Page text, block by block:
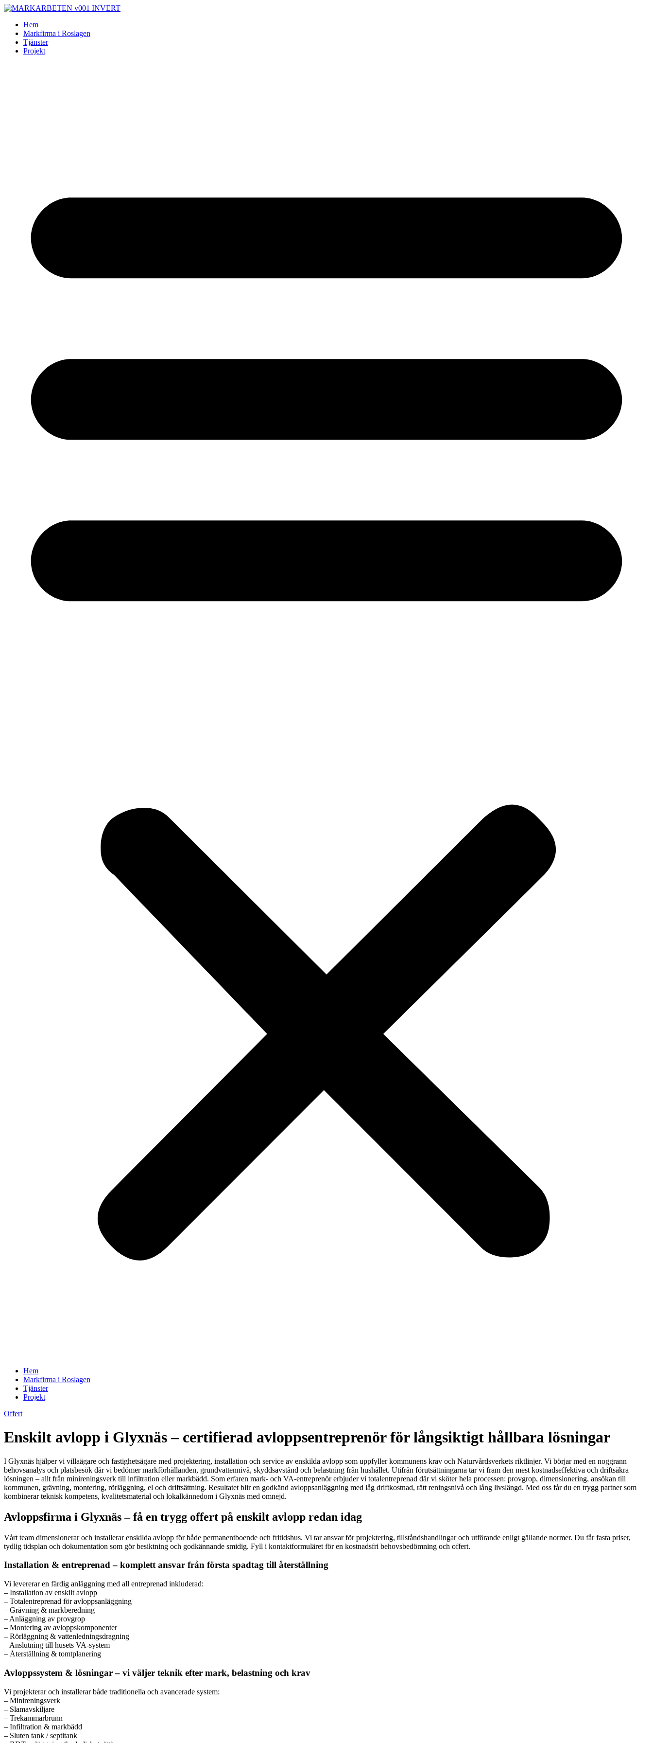
Skip
contentHem
Markfirma i Roslagen
Tjänster
Projekt
Hem
Markfirma i Roslagen
Tjänster
Projekt
Offert
Enskilt avlopp i Glyxnäs – certifierad avloppsentreprenör för långsiktigt hållbara lösningar
I Glyxnäs hjälper vi villaägare och fastighetsägare med projektering, installation och service av enskilda avlopp som uppfyller kommunens krav och Naturvårdsverkets riktlinjer. Vi börjar med en noggrann
behovsanalys och platsbesök där vi bedömer markförhållanden, grundvattennivå, skyddsavstånd och belastning från hushållet. Utifrån förutsättningarna tar vi fram den mest kostnadseffektiva och driftsäkra
lösningen – allt från minireningsverk till infiltration eller markbädd. Som erfaren mark- och VA‑entreprenör erbjuder vi totalentreprenad där vi sköter hela processen: provgrop, dimensionering, ansökan till
kommunen, grävning, montering, rörläggning, el och driftsättning. Resultatet blir en godkänd avloppsanläggning med låg driftkostnad, rätt reningsnivå och lång livslängd. Med oss får du en trygg partner som
kombinerar teknisk kompetens, kvalitetsmaterial och lokalkännedom i Glyxnäs med omnejd.
Avloppsfirma i Glyxnäs – få en trygg offert på enskilt avlopp redan idag
Vårt team dimensionerar och installerar enskilda avlopp för både permanentboende och fritidshus. Vi tar ansvar för projektering, tillståndshandlingar och utförande enligt gällande normer. Du får fasta priser,
tydlig tidsplan och dokumentation som gör besiktning och godkännande smidig. Fyll i kontaktformuläret för en kostnadsfri behovsbedömning och offert.
Installation & entreprenad – komplett ansvar från första spadtag till återställning
Vi levererar en färdig anläggning med all entreprenad inkluderad:
– Installation av enskilt avlopp
– Totalentreprenad för avloppsanläggning
– Grävning & markberedning
– Anläggning av provgrop
– Montering av avloppskomponenter
– Rörläggning & vattenledningsdragning
– Anslutning till husets VA-system
– Återställning & tomtplanering
Avloppssystem & lösningar – vi väljer teknik efter mark, belastning och krav
Vi projekterar och installerar både traditionella och avancerade system:
– Minireningsverk
– Slamavskiljare
– Trekammarbrunn
– Infiltration & markbädd
– Sluten tank / septitank